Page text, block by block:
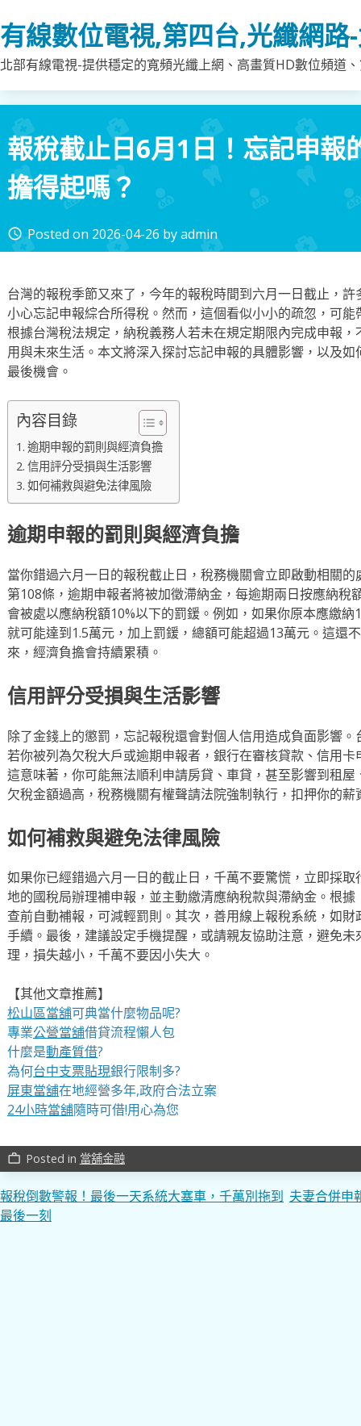
to
content
有線數位電視,第四台,光纖網路
北部有線電視-提供穩定的寬頻光纖上網、高畫質HD數位頻道
報稅截止日6月1日！忘記申報
擔得起嗎？
access_time Posted on 2026-04-26 byadmin
台灣的報稅季節又來了，今年的報稅時間到六月一日截止，
小心忘記申報綜合所得稅。然而，這個看似小小的疏忽，可
根據台灣稅法規定，納稅義務人若未在規定期限內完成申報
用與未來生活。本文將深入探討忘記申報的具體影響，以及
最後機會。
內容目錄
逾期申報的罰則與經濟負擔
信用評分受損與生活影響
如何補救與避免法律風險
逾期申報的罰則與經濟負擔
當你錯過六月一日的報稅截止日，稅務機關會立即啟動相關
第108條，逾期申報者將被加徵滯納金，每逾期兩日按應納稅
會被處以應納稅額10%以下的罰鍰。例如，如果你原本應繳
就可能達到1.5萬元，加上罰鍰，總額可能超過13萬元。這還
來，經濟負擔會持續累積。
信用評分受損與生活影響
除了金錢上的懲罰，忘記報稅還會對個人信用造成負面影響
若你被列為欠稅大戶或逾期申報者，銀行在審核貸款、信用
這意味著，你可能無法順利申請房貸、車貸，甚至影響到租
欠稅金額過高，稅務機關有權聲請法院強制執行，扣押你的
如何補救與避免法律風險
如果你已經錯過六月一日的截止日，千萬不要驚慌，立即採
地的國稅局辦理補申報，並主動繳清應納稅款與滯納金。根
查前自動補報，可減輕罰則。其次，善用線上報稅系統，如
手續。最後，建議設定手機提醒，或請親友協助注意，避免
理，損失越小，千萬不要因小失大。
【其他文章推薦】
松山區當舖可典當什麼物品呢?
專業公營當舖借貸流程懶人包
什麼是動產質借?
為何台中支票貼現銀行限制多?
屏東當舖在地經營多年,政府合法立案
24小時當舖隨時可借!用心為您
work_outline Posted in 當舖金融
文
章
報稅倒數警報！最後一天系統大塞車，千萬別拖到
最後一刻
夫妻合併申